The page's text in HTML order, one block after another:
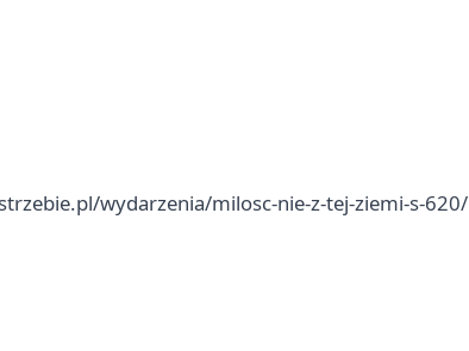
wydarzenia/milosc-nie-z-tej-ziemi-s-620/